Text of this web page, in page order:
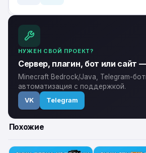
НУЖЕН СВОЙ ПРОЕКТ?
Сервер, плагин, бот или сайт
Minecraft Bedrock/Java, Telegram-
автоматизация с поддержкой.
VK Telegram
Похожие